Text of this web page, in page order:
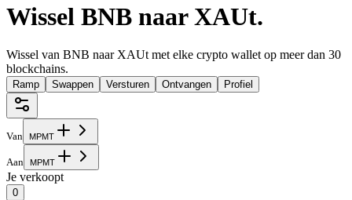
Wissel BNB naar XAUt.
Wissel van BNB naar XAUt met elke crypto wallet op meer dan 30
blockchains.
Ramp Swappen Versturen Ontvangen Profiel
Van MPMT
Aan MPMT
Je verkoopt
0